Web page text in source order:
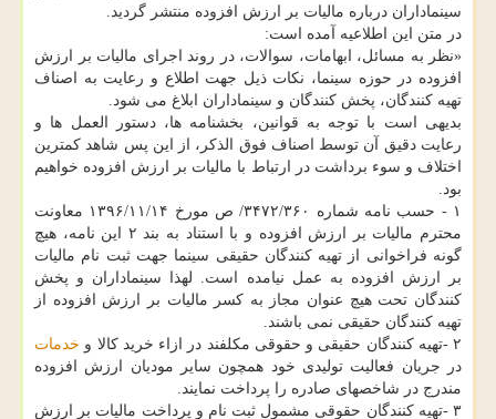
سینماداران درباره مالیات بر ارزش افزوده منتشر گردید.
در متن این اطلاعیه آمده است:
«نظر به مسائل، ابهامات، سوالات، در روند اجرای مالیات بر ارزش
افزوده در حوزه سینما، نكات ذیل جهت اطلاع و رعایت به اصناف
تهیه كنندگان، پخش كنندگان و سینماداران ابلاغ می شود.
بدیهی است با توجه به قوانین، بخشنامه ها، دستور العمل ها و
رعایت دقیق آن توسط اصناف فوق الذكر، از این پس شاهد كمترین
اختلاف و سوء برداشت در ارتباط با مالیات بر ارزش افزوده خواهیم
بود.
۱ - حسب نامه شماره ۳۴۷۲/۳۶۰/ ص مورخ ۱۳۹۶/۱۱/۱۴ معاونت
محترم مالیات بر ارزش افزوده و با استناد به بند ۲ این نامه، هیچ
گونه فراخوانی از تهیه كنندگان حقیقی سینما جهت ثبت نام مالیات
بر ارزش افزوده به عمل نیامده است. لهذا سینماداران و پخش
كنندگان تحت هیچ عنوان مجاز به كسر مالیات بر ارزش افزوده از
تهیه كنندگان حقیقی نمی باشند.
۲ -تهیه كنندگان حقیقی و حقوقی مكلفند در ازاء خرید كالا و
خدمات
در جریان فعالیت تولیدی خود همچون سایر مودیان ارزش افزوده
مندرج در شاخصهای صادره را پرداخت نمایند.
۳ -تهیه كنندگان حقوقی مشمول ثبت نام و پرداخت مالیات بر ارزش